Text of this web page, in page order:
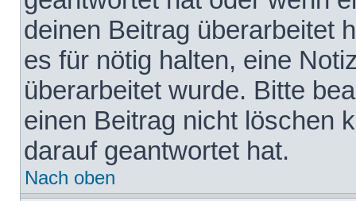
deinen Beitrag überarbeitet
es für nötig halten, eine
überarbeitet wurde. Bitte
einen Beitrag nicht löschen
darauf geantwortet hat.
Nach oben